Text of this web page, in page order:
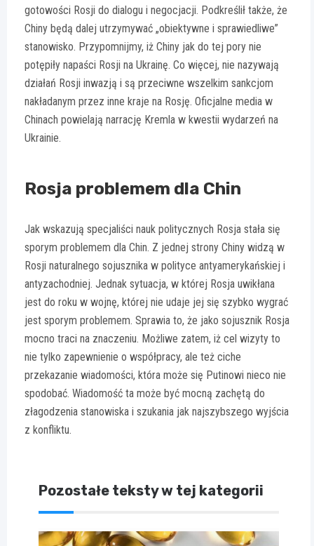
gotowości Rosji do dialogu i negocjacji. Podkreślił także, że
Chiny będą dalej utrzymywać „obiektywne i sprawiedliwe”
stanowisko. Przypomnijmy, iż Chiny jak do tej pory nie
potępiły napaści Rosji na Ukrainę. Co więcej, nie nazywają
działań Rosji inwazją i są przeciwne wszelkim sankcjom
nakładanym przez inne kraje na Rosję. Oficjalne media w
Chinach powielają narrację Kremla w kwestii wydarzeń na
Ukrainie.
Rosja problemem dla Chin
Jak wskazują specjaliści nauk politycznych Rosja stała się
sporym problemem dla Chin. Z jednej strony Chiny widzą w
Rosji naturalnego sojusznika w polityce antyamerykańskiej i
antyzachodniej. Jednak sytuacja, w której Rosja uwikłana
jest do roku w wojnę, której nie udaje jej się szybko wygrać
jest sporym problemem. Sprawia to, że jako sojusznik Rosja
mocno traci na znaczeniu. Możliwe zatem, iż cel wizyty to
nie tylko zapewnienie o współpracy, ale też ciche
przekazanie wiadomości, która może się Putinowi nieco nie
spodobać. Wiadomość ta może być mocną zachętą do
złagodzenia stanowiska i szukania jak najszybszego wyjścia
z konfliktu.
Pozostałe teksty w tej kategorii